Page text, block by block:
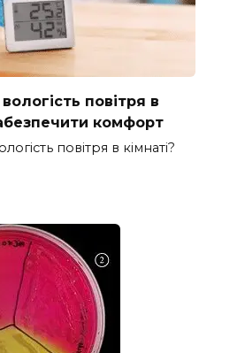
повітря в
комфорт
повітря в кімнаті?